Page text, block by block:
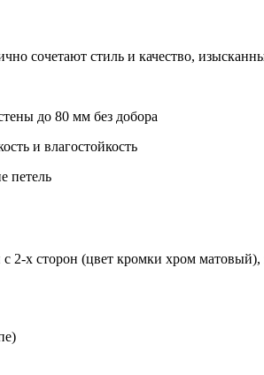
сочетают стиль и качество,
до 80 мм без добора
и влагостойкость
петель
х сторон (цвет кромки хром матовый),